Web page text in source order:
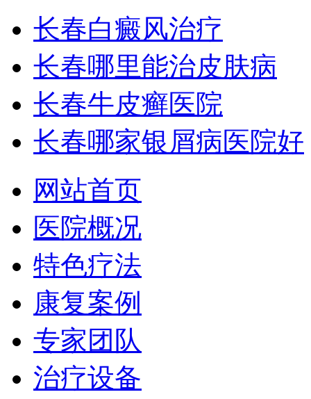
长春白癜风治疗
长春哪里能治皮肤病
长春牛皮癣医院
长春哪家银屑病医院好
网站首页
医院概况
特色疗法
康复案例
专家团队
治疗设备